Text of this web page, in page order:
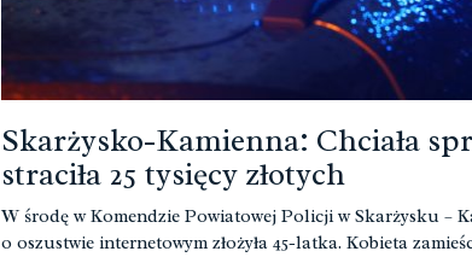
Skarżysko-Kamienna: Chciała
straciła 25 tysięcy złotych
W środę w Komendzie Powiatowej Policji w Skarżysku –
o oszustwie internetowym złożyła 45-latka. Kobieta